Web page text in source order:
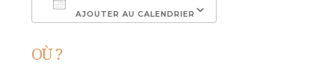
AJOUTER AU CALENDRIER
OÙ ?